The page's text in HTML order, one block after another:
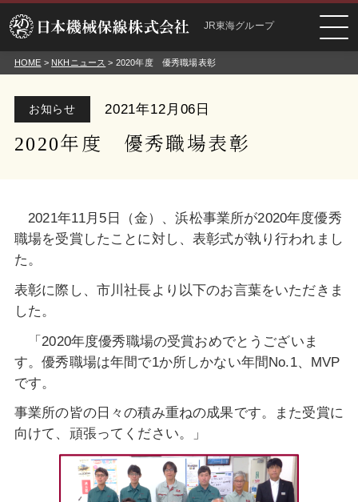
JR東海グループ
HOME > NKHニュース > 2020年度 優秀職場表彰
お知らせ 2021年12月06日
2020年度 優秀職場表彰
2021年11月5日（金）、浜松事業所が2020年度優秀
職場を受賞したことに対し、表彰式が執り行われまし
た。
表彰に際し、市川社長より以下のお言葉をいただきま
した。
「2020年度優秀職場の受賞おめでとうございま
す。優秀職場は年間で1か所しかない年間No.1、MVP
です。
事業所の皆の日々の積み重ねの成果です。また受賞に
向けて、頑張ってください。」